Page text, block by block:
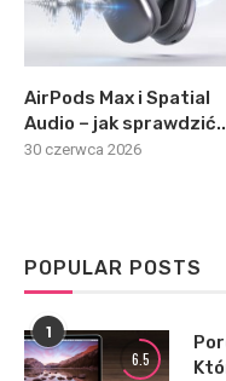
AirPods Max i Spatial
Audio – jak
30 czerwca 2026
POPULAR POSTS
1
6.5